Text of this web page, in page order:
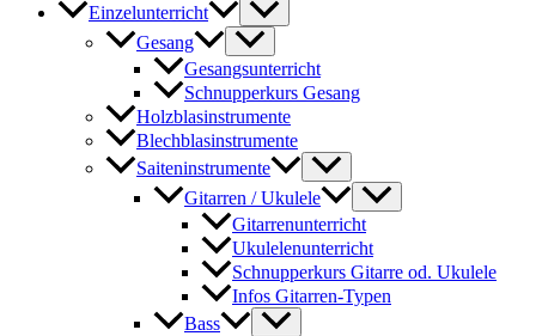
Einzelunterricht
Gesang
Gesangsunterricht
Schnupperkurs Gesang
Holzblasinstrumente
Blechblasinstrumente
Saiteninstrumente
Gitarren / Ukulele
Gitarrenunterricht
Ukulelenunterricht
Schnupperkurs Gitarre od. Ukulele
Infos Gitarren-Typen
Bass